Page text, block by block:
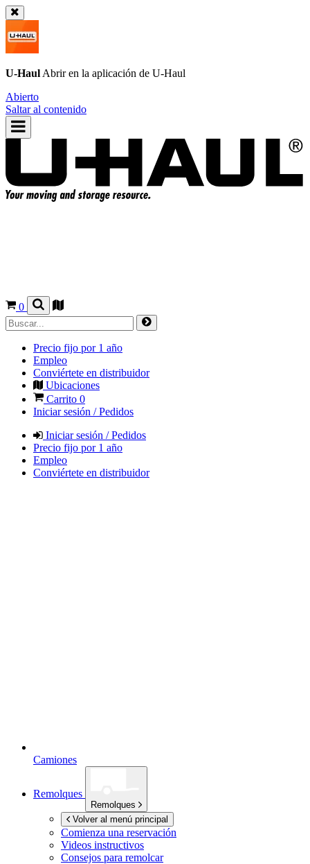
U-Haul Abrir en la aplicación de U-Haul
Abierto
Saltar al contenido
0
Precio fijo por 1 año
Empleo
Conviértete en distribuidor
Ubicaciones
Carrito 0
Iniciar sesión / Pedidos
Iniciar sesión / Pedidos
Precio fijo por 1 año
Empleo
Conviértete en distribuidor
Camiones
Remolques
Remolques
Volver al menú principal
Comienza una reservación
Videos instructivos
Consejos para remolcar